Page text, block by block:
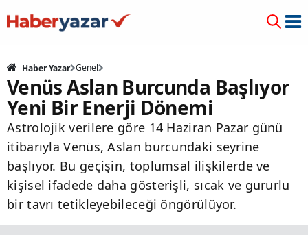
Haber Yazar Genel
Venüs Aslan Burcunda Başlıyor
Yeni Bir Enerji Dönemi
Astrolojik verilere göre 14 Haziran Pazar günü
itibarıyla Venüs, Aslan burcundaki seyrine
başlıyor. Bu geçişin, toplumsal ilişkilerde ve
kişisel ifadede daha gösterişli, sıcak ve gururlu
bir tavrı tetikleyebileceği öngörülüyor.